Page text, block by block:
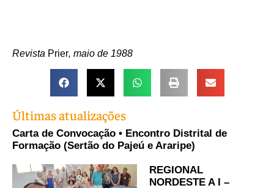
Revista Prier, maio de 1988
Últimas atualizações
Carta de Convocação • Encontro Distrital de
Formação (Sertão do Pajeú e Araripe)
REGIONAL
NORDESTE A I –